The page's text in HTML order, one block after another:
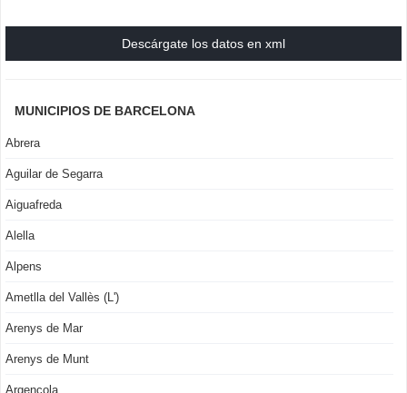
Descárgate los datos en xml
MUNICIPIOS DE BARCELONA
Abrera
Aguilar de Segarra
Aiguafreda
Alella
Alpens
Ametlla del Vallès (L')
Arenys de Mar
Arenys de Munt
Argençola